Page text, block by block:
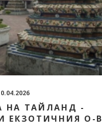
НА ТАЙЛАНД -
ЕКЗОТИЧНИЯ О-В